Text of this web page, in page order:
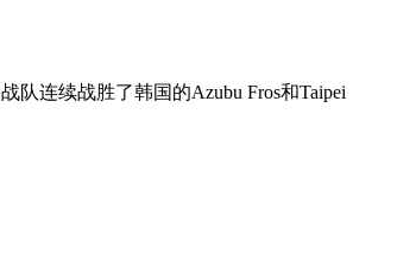
连续战胜了韩国的Azubu Fros和Taipei